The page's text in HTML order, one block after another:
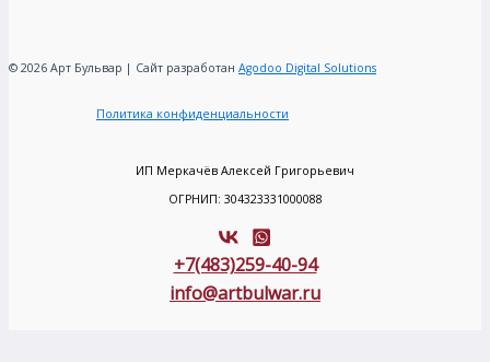
© 2026 Арт Бульвар | Сайт разработан Agodoo Digital Solutions
Политика конфиденциальности
ИП Меркачёв Алексей Григорьевич
ОГРНИП: 304323331000088
+7(483)259-40-94
info@artbulwar.ru